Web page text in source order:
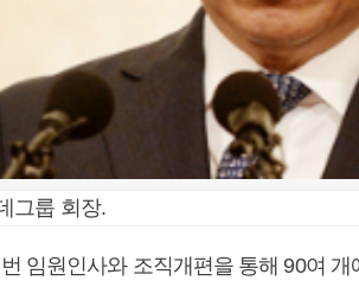
그룹 회장.
임원인사와 조직개편을 통해 90여